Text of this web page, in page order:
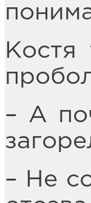
– А
– Не